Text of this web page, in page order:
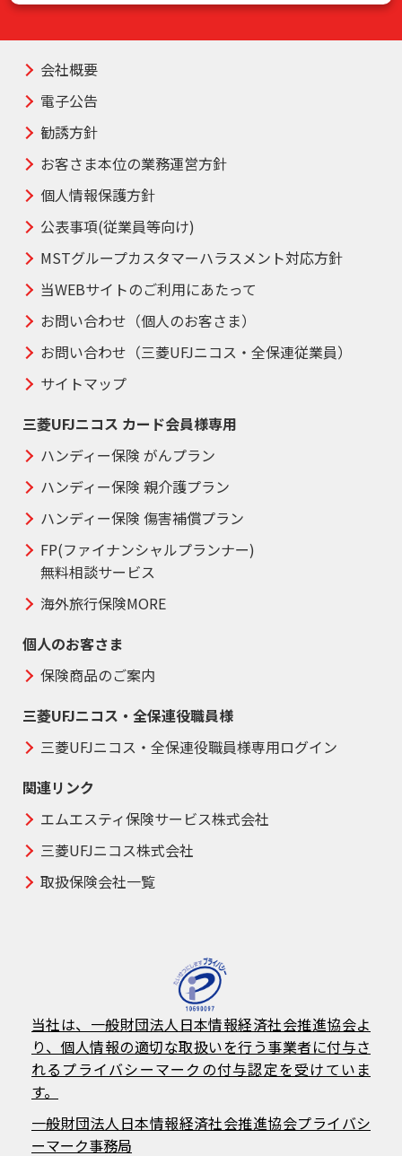
会社概要
電子公告
勧誘方針
お客さま本位の業務運営方針
個人情報保護方針
公表事項(従業員等向け)
MSTグループカスタマーハラスメント対応方針
当WEBサイトのご利用にあたって
お問い合わせ（個人のお客さま）
お問い合わせ（三菱UFJニコス・全保連従業員）
サイトマップ
三菱UFJニコス カード会員様専用
ハンディー保険 がんプラン
ハンディー保険 親介護プラン
ハンディー保険 傷害補償プラン
FP(ファイナンシャルプランナー)
無料相談サービス
海外旅行保険MORE
個人のお客さま
保険商品のご案内
三菱UFJニコス・全保連役職員様
三菱UFJニコス・全保連役職員様専用ログイン
関連リンク
エムエスティ保険サービス株式会社
三菱UFJニコス株式会社
取扱保険会社一覧
当社は、一般財団法人日本情報経済社会推進協会よ
り、個人情報の適切な取扱いを行う事業者に付与さ
れるプライバシーマークの付与認定を受けていま
す。
一般財団法人日本情報経済社会推進協会プライバシ
ーマーク事務局